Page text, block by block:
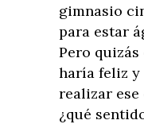
gimnasio
para estar
Pero
haría feliz
realizar ese
¿qué